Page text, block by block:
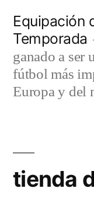
contenido
Equipación
Temporada
ganado a ser
fútbol más
Europa y del
tienda